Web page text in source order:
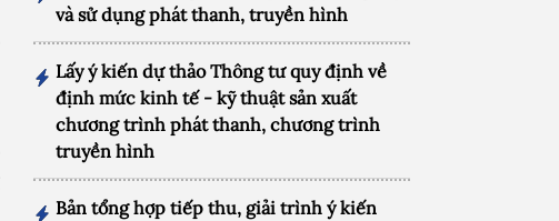
và sử dụng phát thanh, truyền hình
Lấy ý kiến dự thảo Thông tư quy định về
định mức kinh tế - kỹ thuật sản xuất
chương trình phát thanh, chương trình
truyền hình
Bản tổng hợp tiếp thu, giải trình ý kiến